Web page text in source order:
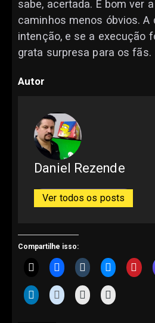
sabe, acertada. É bom ver
caminhos menos óbvios. A
intenção, e se a execução
grata surpresa para os fãs.
Autor
Daniel Rezende
Ver todos os posts
Compartilhe isso: